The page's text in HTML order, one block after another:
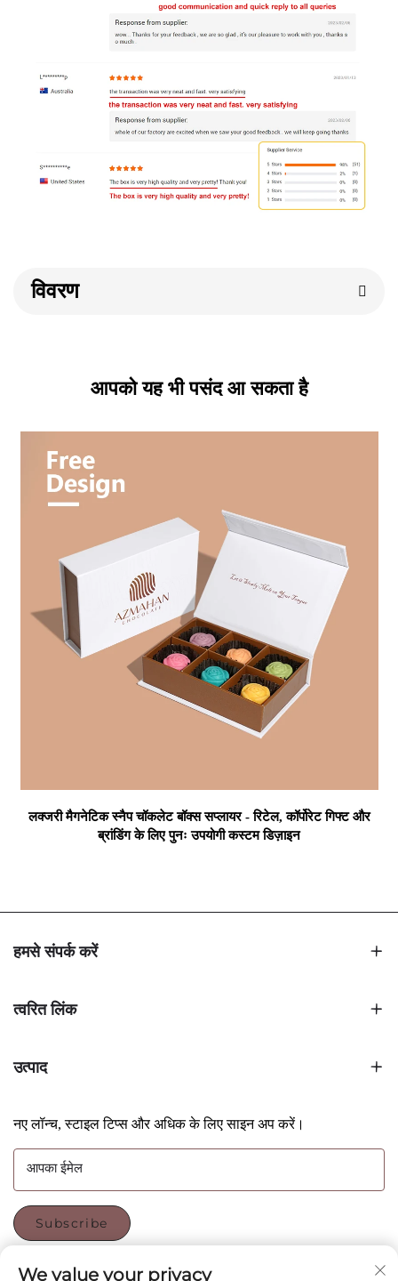
विवरण
आपको यह भी पसंद आ सकता है
लक्जरी मैगनेटिक स्नैप चॉकलेट बॉक्स सप्लायर - रिटेल, कॉर्पोरेट गिफ्ट और
ब्रांडिंग के लिए पुनः उपयोगी कस्टम डिज़ाइन
हमसे संपर्क करें
त्वरित लिंक
उत्पाद
नए लॉन्च, स्टाइल टिप्स और अधिक के लिए साइन अप करें।
आपका ईमेल
Subscribe
We value your privacy